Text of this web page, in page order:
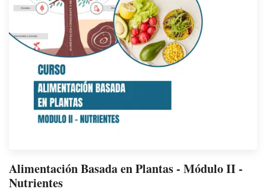
Alimentación Basada en Plantas - Módulo II -
Nutrientes